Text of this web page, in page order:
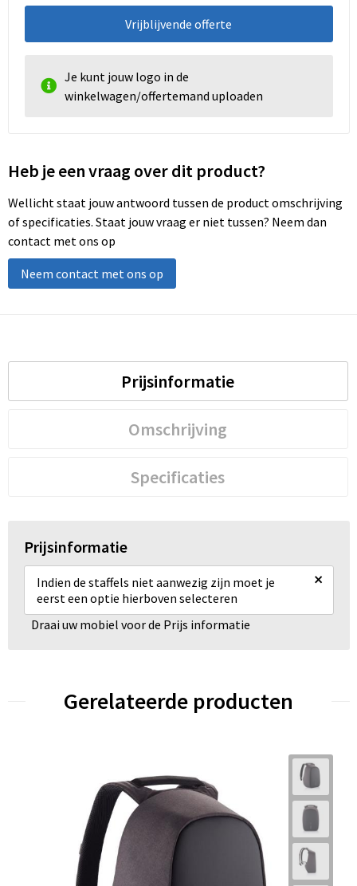
Vrijblijvende offerte
Je kunt jouw logo in de
winkelwagen/offertemand uploaden
Heb je een vraag over dit product?
Wellicht staat jouw antwoord tussen de product omschrijving
of specificaties. Staat jouw vraag er niet tussen? Neem dan
contact met ons op
Neem contact met ons op
Prijsinformatie
Omschrijving
Specificaties
Prijsinformatie
Indien de staffels niet aanwezig zijn moet je
eerst een optie hierboven selecteren
×
Draai uw mobiel voor de Prijs informatie
Gerelateerde producten